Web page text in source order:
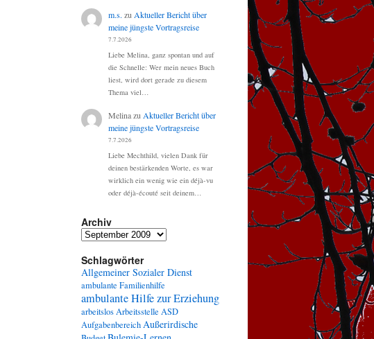
m.s. zuAktueller Bericht über
meine jüngste Vortragsreise
7.7.2026
Liebe Melina, ganz spontan und auf
die Schnelle: Wer mein neues Buch
liest, wird dort gerade zu diesem
Thema viel…
Melinazu Aktueller Bericht über
meine jüngste Vortragsreise
7.7.2026
Liebe Mechthild, vielen Dank für
deinen bestärkenden Worte, es war
wirklich ein wenig wie ein déjà-vu
oder déjà-écouté seit deinem…
Archiv
Archiv
Schlagwörter
Allgemeiner Sozialer Dienst
ambulante Familienhilfe
ambulante Hilfe zur Erziehung
arbeitslosArbeitsstelle ASD
Aufgabenbereich Außerirdische